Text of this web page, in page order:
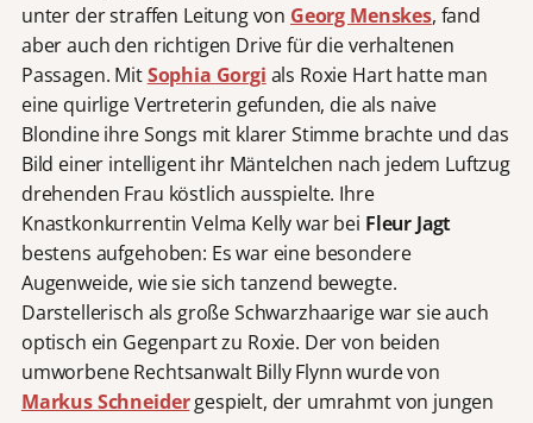
unter der straffen Leitung von Georg Menskes, fand
aber auch den richtigen Drive für die verhaltenen
Passagen. MitSophia Gorgi als Roxie Hart hatte man
eine quirlige Vertreterin gefunden, die als naive
Blondine ihre Songs mit klarer Stimme brachte und das
Bild einer intelligent ihr Mäntelchen nach jedem Luftzug
drehenden Frau köstlich ausspielte. Ihre
Knastkonkurrentin Velma Kelly war bei Fleur Jagt
bestens aufgehoben: Es war eine besondere
Augenweide, wie sie sich tanzend bewegte.
Darstellerisch als große Schwarzhaarige war sie auch
optisch ein Gegenpart zu Roxie. Der von beiden
umworbene Rechtsanwalt Billy Flynn wurde von
Markus Schneidergespielt, der umrahmt von jungen